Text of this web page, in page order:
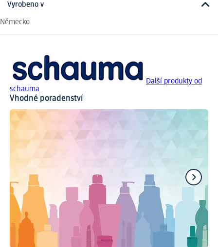
Vyrobeno v
Německo
Další produkty od
schauma
Vhodné poradenství